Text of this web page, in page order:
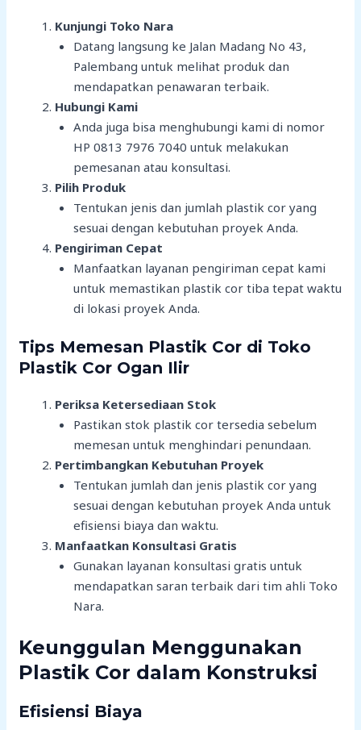
Kunjungi Toko Nara
Datang langsung ke Jalan Madang No 43,
Palembang untuk melihat produk dan
mendapatkan penawaran terbaik.
Hubungi Kami
Anda juga bisa menghubungi kami di nomor
HP 0813 7976 7040 untuk melakukan
pemesanan atau konsultasi.
Pilih Produk
Tentukan jenis dan jumlah plastik cor yang
sesuai dengan kebutuhan proyek Anda.
Pengiriman Cepat
Manfaatkan layanan pengiriman cepat kami
untuk memastikan plastik cor tiba tepat waktu
di lokasi proyek Anda.
Tips Memesan Plastik Cor di Toko
Plastik Cor Ogan Ilir
Periksa Ketersediaan Stok
Pastikan stok plastik cor tersedia sebelum
memesan untuk menghindari penundaan.
Pertimbangkan Kebutuhan Proyek
Tentukan jumlah dan jenis plastik cor yang
sesuai dengan kebutuhan proyek Anda untuk
efisiensi biaya dan waktu.
Manfaatkan Konsultasi Gratis
Gunakan layanan konsultasi gratis untuk
mendapatkan saran terbaik dari tim ahli Toko
Nara.
Keunggulan Menggunakan
Plastik Cor dalam Konstruksi
Efisiensi Biaya